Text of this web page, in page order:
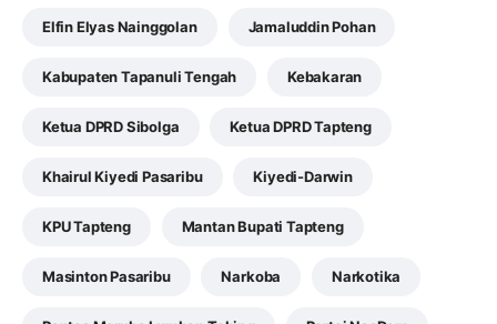
Elfin Elyas Nainggolan Jamaluddin Pohan
Kabupaten Tapanuli Tengah Kebakaran
Ketua DPRD Sibolga Ketua DPRD Tapteng
Khairul Kiyedi Pasaribu Kiyedi-Darwin
KPU Tapteng Mantan Bupati Tapteng
Masinton Pasaribu Narkoba Narkotika